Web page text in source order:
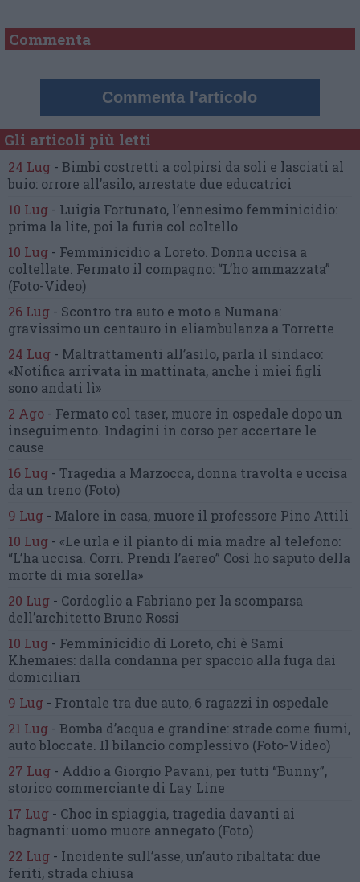
Commenta
Commenta l'articolo
Gli articoli più letti
24 Lug - Bimbi costretti a colpirsi da soli e lasciati al
buio: orrore all’asilo, arrestate due educatrici
10 Lug - Luigia Fortunato, l’ennesimo femminicidio:
prima la lite, poi la furia col coltello
10 Lug - Femminicidio a Loreto. Donna uccisa a
coltellate. Fermato il compagno: “L’ho ammazzata”
(Foto-Video)
26 Lug - Scontro tra auto e moto a Numana:
gravissimo un centauro in eliambulanza a Torrette
24 Lug - Maltrattamenti all’asilo, parla il sindaco:
«Notifica arrivata in mattinata, anche i miei figli
sono andati lì»
2 Ago - Fermato col taser, muore in ospedale dopo un
inseguimento. Indagini in corso per accertare le
cause
16 Lug - Tragedia a Marzocca, donna travolta e uccisa
da un treno (Foto)
9 Lug - Malore in casa, muore il professore Pino Attili
10 Lug - «Le urla e il pianto di mia madre al telefono:
“L’ha uccisa. Corri. Prendi l’aereo” Così ho saputo della
morte di mia sorella»
20 Lug - Cordoglio a Fabriano per la scomparsa
dell’architetto Bruno Rossi
10 Lug - Femminicidio di Loreto, chi è Sami
Khemaies: dalla condanna per spaccio alla fuga dai
domiciliari
9 Lug - Frontale tra due auto, 6 ragazzi in ospedale
21 Lug - Bomba d’acqua e grandine: strade come fiumi,
auto bloccate. Il bilancio complessivo (Foto-Video)
27 Lug - Addio a Giorgio Pavani, per tutti “Bunny”,
storico commerciante di Lay Line
17 Lug - Choc in spiaggia, tragedia davanti ai
bagnanti:uomo muore annegato (Foto)
22 Lug - Incidente sull’asse, un’auto ribaltata: due
feriti, strada chiusa